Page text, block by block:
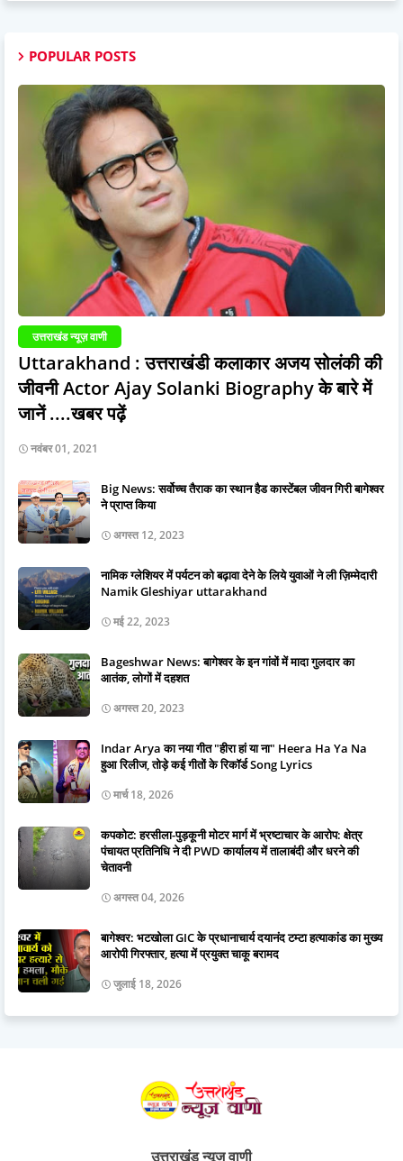
POPULAR POSTS
उत्तराखंड न्यूज़ वाणी
Uttarakhand : उत्तराखंडी कलाकार अजय सोलंकी की
जीवनी Actor Ajay Solanki Biography के बारे में
जानें ....खबर पढ़ें
नवंबर 01, 2021
Big News: सर्वोच्च तैराक का स्थान हैड कास्टेंबल जीवन गिरी बागेश्वर
ने प्राप्त किया
अगस्त 12, 2023
नामिक ग्लेशियर में पर्यटन को बढ़ावा देने के लिये युवाओं ने ली ज़िम्मेदारी
Namik Gleshiyar uttarakhand
मई 22, 2023
Bageshwar News: बागेश्वर के इन गांवों में मादा गुलदार का
आतंक, लोगों में दहशत
अगस्त 20, 2023
Indar Arya का नया गीत "हीरा हां या ना" Heera Ha Ya Na
हुआ रिलीज, तोड़े कई गीतों के रिकॉर्ड Song Lyrics
मार्च 18, 2026
कपकोट: हरसीला-पुड़कूनी मोटर मार्ग में भ्रष्टाचार के आरोप: क्षेत्र
पंचायत प्रतिनिधि ने दी PWD कार्यालय में तालाबंदी और धरने की
चेतावनी
अगस्त 04, 2026
बागेश्वर: भटखोला GIC के प्रधानाचार्य दयानंद टम्टा हत्याकांड का मुख्य
आरोपी गिरफ्तार, हत्या में प्रयुक्त चाकू बरामद
जुलाई 18, 2026
उत्तराखंड न्यूज वाणी